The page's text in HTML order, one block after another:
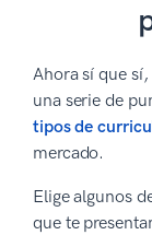
Ahora sí que
una serie de
tipos de
mercado.
Elige algunos
que te